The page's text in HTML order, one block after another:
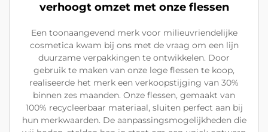
verhoogt omzet met onze flessen
Een toonaangevend merk voor milieuvriendelijke
cosmetica kwam bij ons met de vraag om een lijn
duurzame verpakkingen te ontwikkelen. Door
gebruik te maken van onze lege flessen te koop,
realiseerde het merk een verkoopstijging van 30%
binnen zes maanden. Onze flessen, gemaakt van
100% recycleerbaar materiaal, sluiten perfect aan bij
hun merkwaarden. De aanpassingsmogelijkheden die